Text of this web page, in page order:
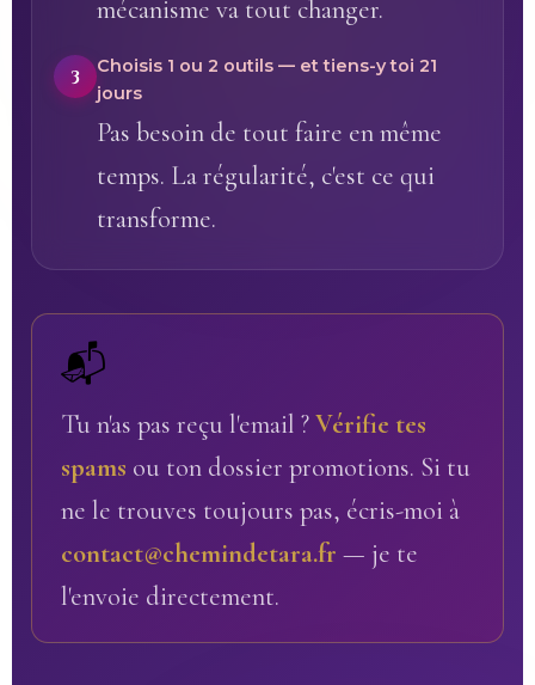
mécanisme va tout changer.
3
Choisis 1 ou 2 outils — et tiens-y toi 21
jours
Pas besoin de tout faire en même
temps. La régularité, c'est ce qui
transforme.
📬
Tu n'as pas reçu l'email ?Vérifie tes
spams ou ton dossier promotions. Si tu
ne le trouves toujours pas, écris-moi à
contact@chemindetara.fr — je te
l'envoie directement.